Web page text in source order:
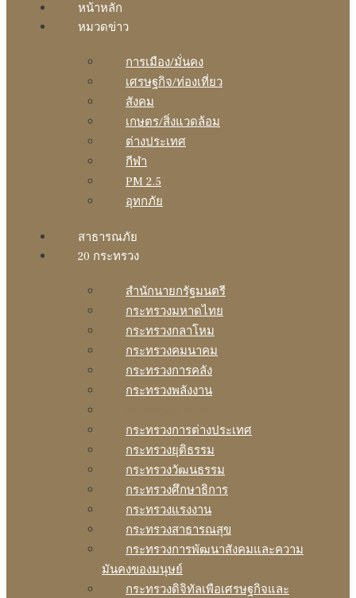
หน้าหลัก
หมวดข่าว
การเมือง/มั่นคง
เศรษฐกิจ/ท่องเที่ยว
สังคม
เกษตร/สิ่งแวดล้อม
ต่างประเทศ
กีฬา
PM 2.5
อุทกภัย
สาธารณภัย
20 กระทรวง
สํานักนายกรัฐมนตรี
กระทรวงมหาดไทย
กระทรวงกลาโหม
กระทรวงคมนาคม
กระทรวงการคลัง
กระทรวงพลังงาน
กระทรวงการต่างประเทศ
กระทรวงยุติธรรม
กระทรวงวัฒนธรรม
กระทรวงศึกษาธิการ
กระทรวงแรงงาน
กระทรวงสาธารณสุข
กระทรวงการพัฒนาสังคมและความ
มันคงของมนุษย์
กระทรวงดิจิทัลเพือเศรษฐกิจและ